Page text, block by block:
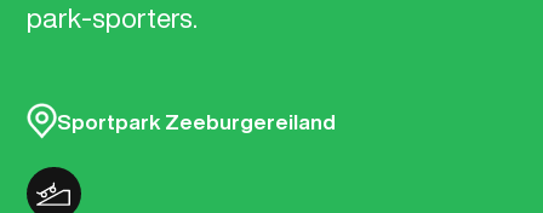
park-sporters.
Sportpark Zeeburgereiland